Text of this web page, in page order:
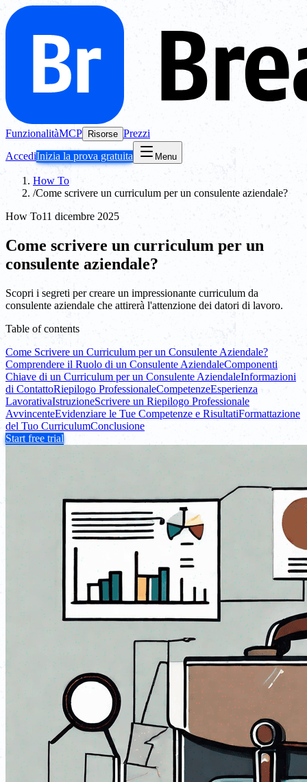
FunzionalitàMCP Risorse Prezzi
AccediInizia la prova gratuita Menu
How To
/Come scrivere un curriculum per un consulente aziendale?
How To11 dicembre 2025
Come scrivere un curriculum per un
consulente aziendale?
Scopri i segreti per creare un impressionante curriculum da
consulente aziendale che attirerà l'attenzione dei datori di lavoro.
Table of contents
Come Scrivere un Curriculum per un Consulente Aziendale?
Comprendere il Ruolo di un Consulente AziendaleComponenti
Chiave di un Curriculum per un Consulente AziendaleInformazioni
di ContattoRiepilogo ProfessionaleCompetenzeEsperienza
LavorativaIstruzioneScrivere un Riepilogo Professionale
AvvincenteEvidenziare le Tue Competenze e RisultatiFormattazione
del Tuo CurriculumConclusione
Start free trial